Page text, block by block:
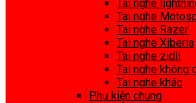
Tai nghe
Tai nghe
Tai nghe Razer
Tai nghe Xiberia
Tai nghe zidli
Tai nghe không
Tai nghe khác
Phụ kiện chung